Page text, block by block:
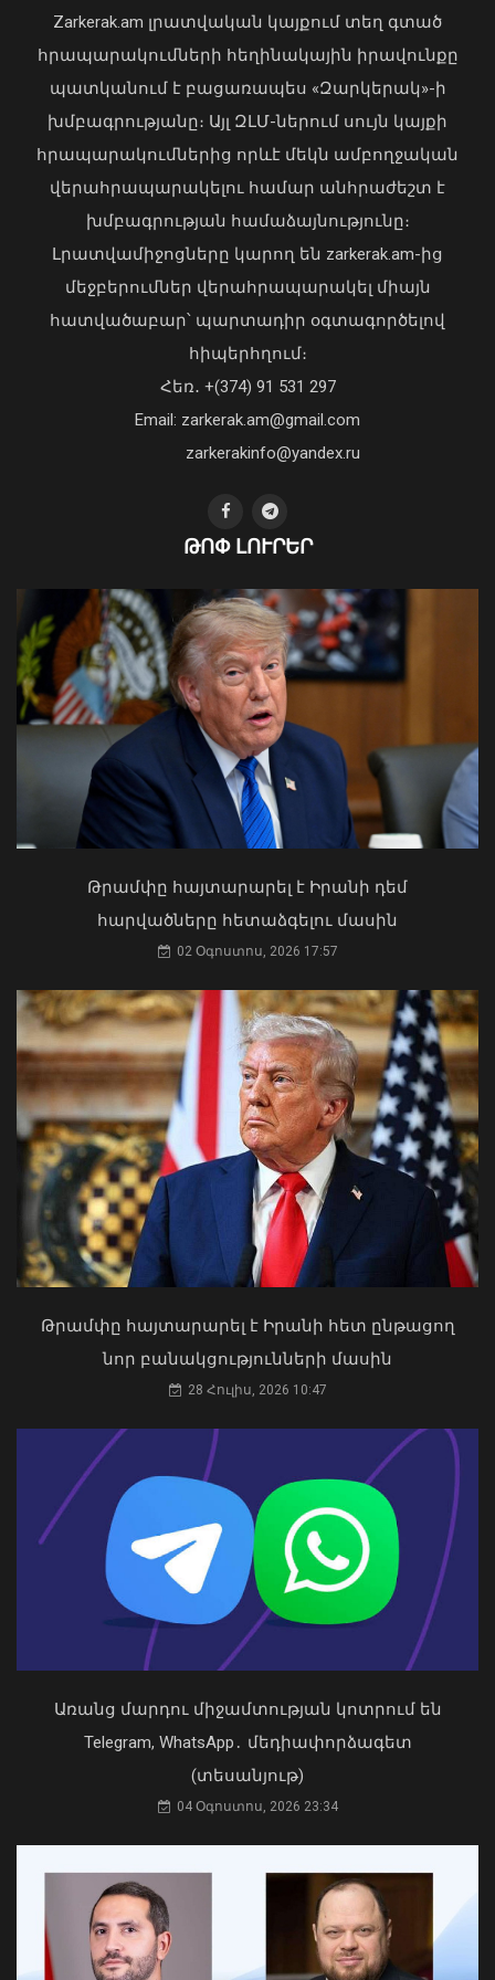
Վթարային ջրանջատում Երևանի
Կենտրոն վարչական շրջանում
09 Օգոստոս, 2026 11:43
2026 թվականի հունիսն ու հուլիսը
Եվրոպայում դարձել են
դիտարկումների պատմության
ամենաշոգ ամիսները
09 Օգոստոս, 2026 11:40
Վթարային ջրանջատում Երևանի
Մալաթիա-Սեբաստիա վարչական
շրջանում
09 Օգոստոս, 2026 11:08
ՆԳՆ-ն հայտնել է՝ 6 ամսում քանի
արձանագրություն է կազմվել
տրանսպորտային միջոցը ոչ սթափ
վարելու համար
09 Օգոստոս, 2026 10:41
«Պարտվեցինք դաժան հիվանդության
դեմ ծանր պայքարում»․ կյանքից
հեռացել է Արսեն Ասլանյանը
04 Օգոստոս, 2026 19:12
Կաթողիկոսը պետք է օրենքի առաջ
կանգնի, եթե հանցանք է գործել, կամ
դարձել. աստվածաբան
07 Օգոստոս, 2026 17:03
«Ուժեղ Հայաստան»-ը դեմ է
քվեարկելու ԱԺ նախագահի
պաշտոնում Ռուբեն Ռուբինյանի
03 Օգոստոս, 2026 13:13
եկել. Կոնջորյանը՝ «Հայաստան»
դաշինքի պատգամավորներին
04 Օգոստոս, 2026 15:53
Zarkerak.am լրատվական կայքում տեղ գտած
հրապարակումների հեղինակային իրավունքը
պատկանում է բացառապես «Զարկերակ»-ի
խմբագրությանը։ Այլ ԶԼՄ-ներում սույն կայքի
հրապարակումներից որևէ մեկն ամբողջական
վերահրապարակելու համար անհրաժեշտ է
խմբագրության համաձայնությունը։
Լրատվամիջոցները կարող են zarkerak.am-ից
մեջբերումներ վերահրապարակել միայն
հատվածաբար՝ պարտադիր օգտագործելով
հիպերհղում։
Հեռ․ +(374) 91 531 297
Email: zarkerak.am@gmail.com
zarkerakinfo@yandex.ru
ԹՈՓ ԼՈՒՐԵՐ
Թրամփը հայտարարել է Իրանի դեմ
հարվածները հետաձգելու մասին
02 Օգոստոս, 2026 17:57
Թրամփը հայտարարել է Իրանի հետ ընթացող
նոր բանակցությունների մասին
28 Հուլիս, 2026 10:47
Առանց մարդու միջամտության կոտրում են
Telegram, WhatsApp․ մեդիափորձագետ
(տեսանյութ)
04 Օգոստոս, 2026 23:34